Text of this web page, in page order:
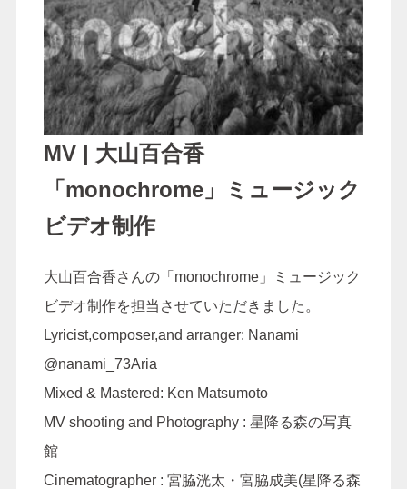
MV | 大山百合香
「monochrome」ミュージック
ビデオ制作
大山百合香さんの「monochrome」ミュージック
ビデオ制作を担当させていただきました。
Lyricist,composer,and arranger: Nanami
@nanami_73Aria
Mixed & Mastered: Ken Matsumoto
MV shooting and Photography : 星降る森の写真
館
Cinematographer : 宮脇洸太・宮脇成美(星降る森